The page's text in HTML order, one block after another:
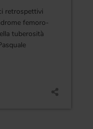
retrospettivi
femoro-
tuberosità